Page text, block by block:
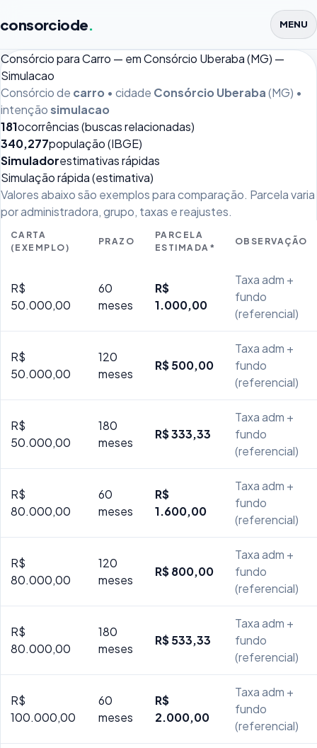
consorciode. MENU
Consórcio para Carro — em Consórcio Uberaba (MG) —
Simulacao
Consórcio de carro • cidade Consórcio Uberaba(MG) •
intençãosimulacao
181ocorrências (buscas relacionadas)
340,277população (IBGE)
Simuladorestimativas rápidas
Simulação rápida (estimativa)
Valores abaixo são exemplos para comparação. Parcela varia
por administradora, grupo, taxas e reajustes.
CARTA
(EXEMPLO)
PRAZO
PARCELA
ESTIMADA*
OBSERVAÇÃO
R$
50.000,00
60
meses
R$
1.000,00
Taxa adm +
fundo
(referencial)
R$
50.000,00
120
meses
R$ 500,00
Taxa adm +
fundo
(referencial)
R$
50.000,00
180
meses
R$ 333,33
Taxa adm +
fundo
(referencial)
R$
80.000,00
60
meses
R$
1.600,00
Taxa adm +
fundo
(referencial)
R$
80.000,00
120
meses
R$ 800,00
Taxa adm +
fundo
(referencial)
R$
80.000,00
180
meses
R$ 533,33
Taxa adm +
fundo
(referencial)
R$
100.000,00
60
meses
R$
2.000,00
Taxa adm +
fundo
(referencial)